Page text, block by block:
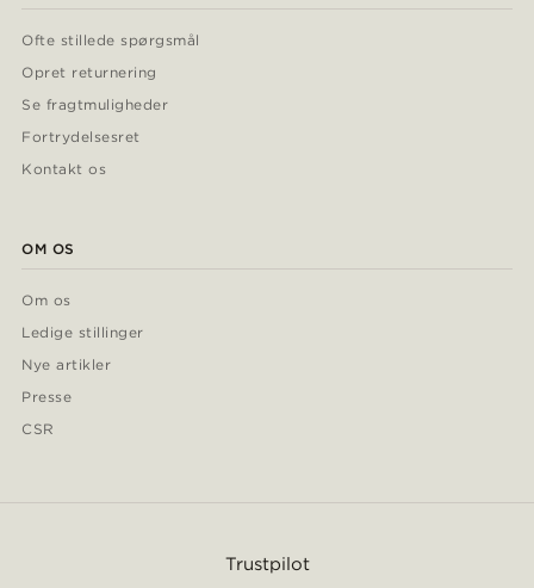
Ofte stillede spørgsmål
Opret returnering
Se fragtmuligheder
Fortrydelsesret
Kontakt os
OM OS
Om os
Ledige stillinger
Nye artikler
Presse
CSR
Trustpilot